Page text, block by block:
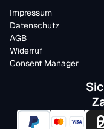
Impressum
Datenschutz
AGB
Widerruf
Consent Manager